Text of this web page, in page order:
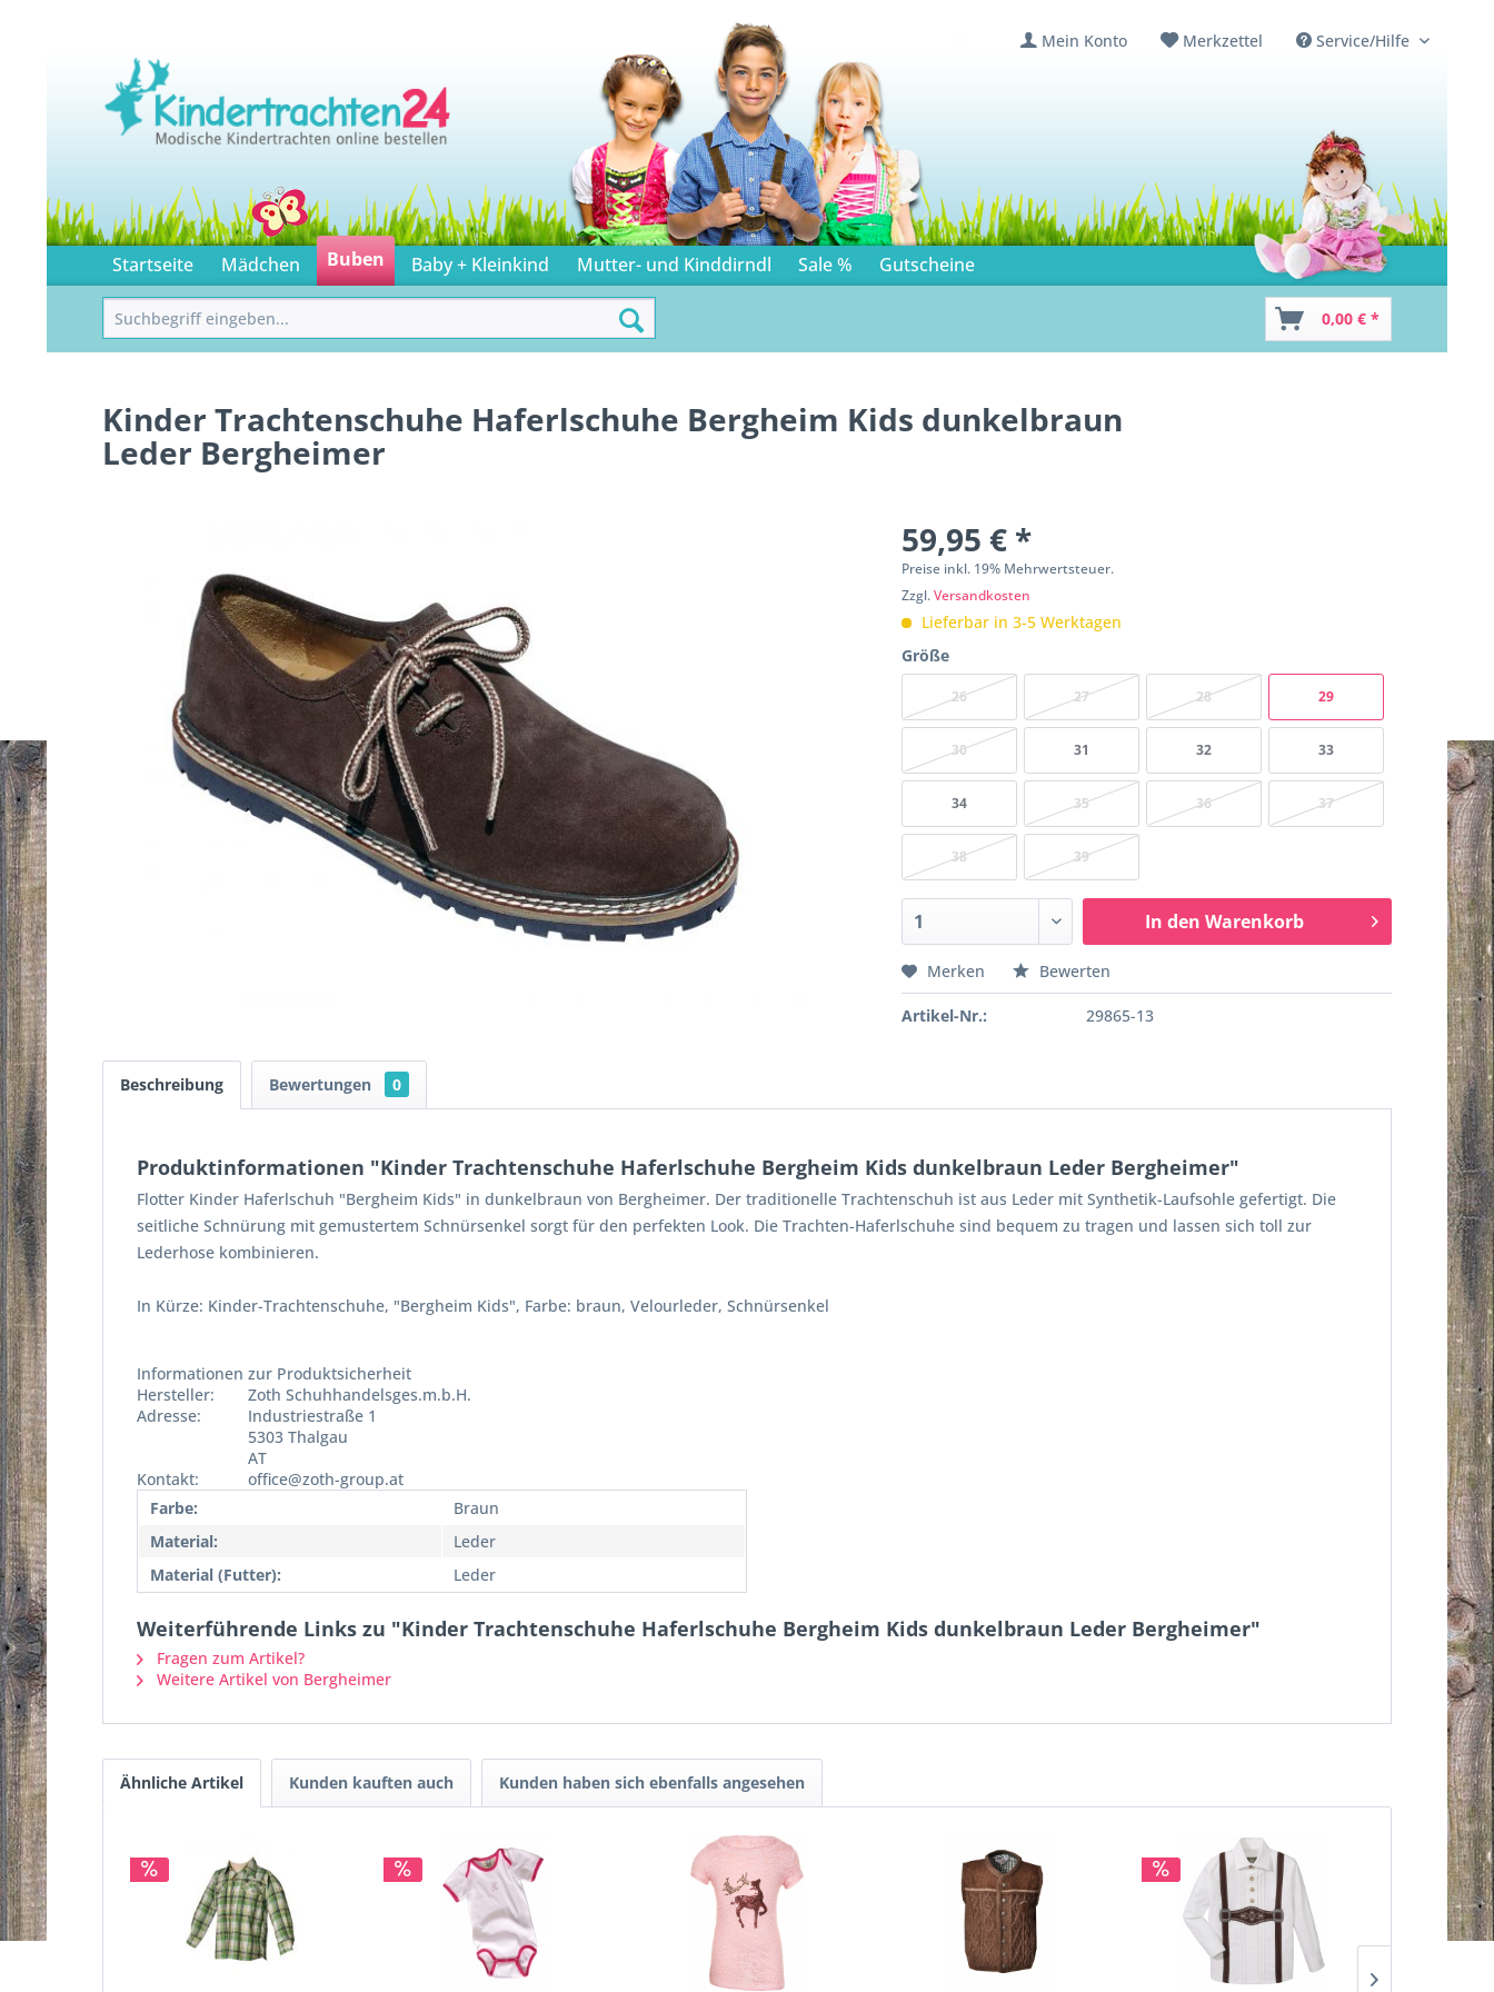
Mein Konto Merkzettel Service/Hilfe
Startseite Mädchen Buben Baby + Kleinkind Mutter- und Kinddirndl Sale % Gutscheine
0,00 € *
Kinder Trachtenschuhe Haferlschuhe Bergheim Kids dunkelbraun
Leder Bergheimer
59,95 € *
Preise inkl. 19% Mehrwertsteuer.
Zzgl.Versandkosten
Lieferbar in 3-5 Werktagen
Größe
26 27 28 29
30 31 32 33
34 35 36 37
38 39
In den Warenkorb
Merken Bewerten
Artikel-Nr.: 29865-13
Beschreibung Bewertungen 0
Produktinformationen "Kinder Trachtenschuhe Haferlschuhe Bergheim Kids dunkelbraun Leder Bergheimer"
Flotter Kinder Haferlschuh "Bergheim Kids" in dunkelbraun von Bergheimer. Der traditionelle Trachtenschuh ist aus Leder mit Synthetik-Laufsohle gefertigt. Die
seitliche Schnürung mit gemustertem Schnürsenkel sorgt für den perfekten Look. Die Trachten-Haferlschuhe sind bequem zu tragen und lassen sich toll zur
Lederhose kombinieren.
In Kürze: Kinder-Trachtenschuhe, "Bergheim Kids", Farbe: braun, Velourleder, Schnürsenkel
Informationen zur Produktsicherheit
Hersteller:
Zoth Schuhhandelsges.m.b.H.
Adresse:
Industriestraße 1
5303 Thalgau
AT
Kontakt:
office@zoth-group.at
Farbe:
Braun
Material:
Leder
Material (Futter):
Leder
Weiterführende Links zu "Kinder Trachtenschuhe Haferlschuhe Bergheim Kids dunkelbraun Leder Bergheimer"
Fragen zum Artikel?
Weitere Artikel von Bergheimer
Ähnliche Artikel Kunden kauften auch Kunden haben sich ebenfalls angesehen